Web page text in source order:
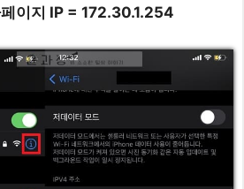
이지 IP = 172.30.1.254